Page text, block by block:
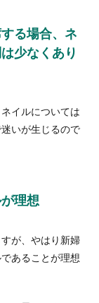
ような動きをしたら
の人の中には、ど
ニスが上達するの
る場合、ネ
少なくあり
イルについては
いが生じるので
理想
が、やはり新婦
あることが理想